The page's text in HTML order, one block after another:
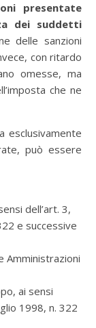
presentate
dei suddetti
delle sanzioni
con ritardo
omesse, ma
che ne
esclusivamente
può essere
dell’art. 3,
e successive
Amministrazioni
ai sensi
1998, n. 322